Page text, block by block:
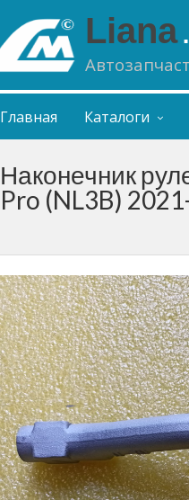
Liana
Главная Каталоги
Наконечник
Pro (NL3B)